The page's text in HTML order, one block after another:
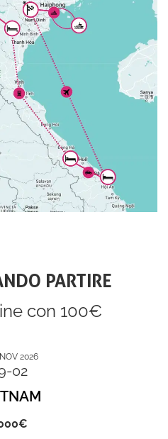
PARTIRE
con 100€
2026
02